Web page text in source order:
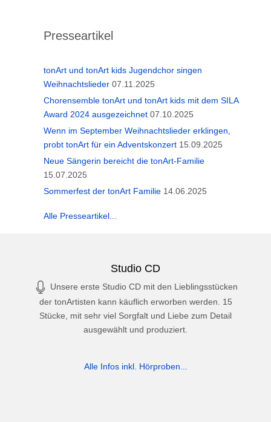
Presseartikel
tonArt und tonArt kids Jugendchor singen
Weihnachtslieder 07.11.2025
Chorensemble tonArt und tonArt kids mit dem SILA
Award 2024 ausgezeichnet 07.10.2025
Wenn im September Weihnachtslieder erklingen,
probt tonArt für ein Adventskonzert 15.09.2025
Neue Sängerin bereicht die tonArt-Familie
15.07.2025
Sommerfest der tonArt Familie 14.06.2025
Alle Presseartikel...
Studio CD
Unsere erste Studio CD mit den Lieblingsstücken
der tonArtisten kann käuflich erworben werden. 15
Stücke, mit sehr viel Sorgfalt und Liebe zum Detail
ausgewählt und produziert.
Alle Infos inkl. Hörproben...